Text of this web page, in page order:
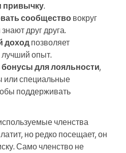
привычку.
сообщество вокруг
друг друга.
доход позволяет
лучший опыт.
бонусы для лояльности,
или специальные
поддерживать
членства
но редко посещает, он
Само членство не